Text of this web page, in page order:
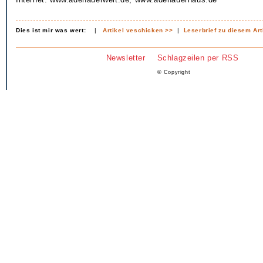
Dies ist mir was wert: |Artikel veschicken >> | Leserbrief zu diesem
Newsletter Schlagzeilen per RSS
© Copyright